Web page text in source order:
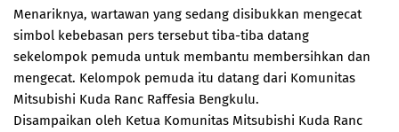
Menariknya, wartawan yang sedang disibukkan mengecat
simbol kebebasan pers tersebut tiba-tiba datang
sekelompok pemuda untuk membantu membersihkan dan
mengecat. Kelompok pemuda itu datang dari Komunitas
Mitsubishi Kuda Ranc Raffesia Bengkulu.
Disampaikan oleh Ketua Komunitas Mitsubishi Kuda Ranc